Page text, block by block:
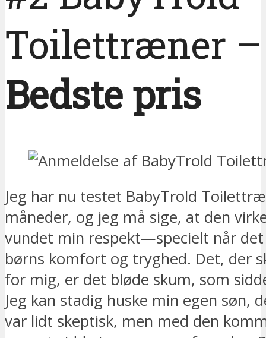
Toilettræner –
Bedste pris
Jeg har nu testet BabyTrold
måneder, og jeg må sige, at den
vundet min respekt—specielt når
børns komfort og tryghed. Det, der
for mig, er det bløde skum, som
Jeg kan stadig huske min egen søn,
var lidt skeptisk, men med den